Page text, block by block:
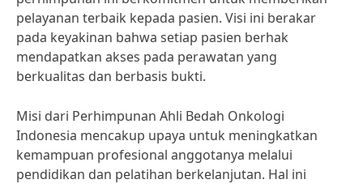
pelayanan terbaik kepada pasien. Visi ini berakar
pada keyakinan bahwa setiap pasien berhak
mendapatkan akses pada perawatan yang
berkualitas dan berbasis bukti.
Misi dari Perhimpunan Ahli Bedah Onkologi
Indonesia mencakup upaya untuk meningkatkan
kemampuan profesional anggotanya melalui
pendidikan dan pelatihan berkelanjutan. Hal ini